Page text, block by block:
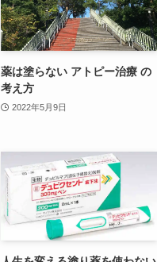
薬は塗らない アトピー治療 の
考え方
2022年5月9日